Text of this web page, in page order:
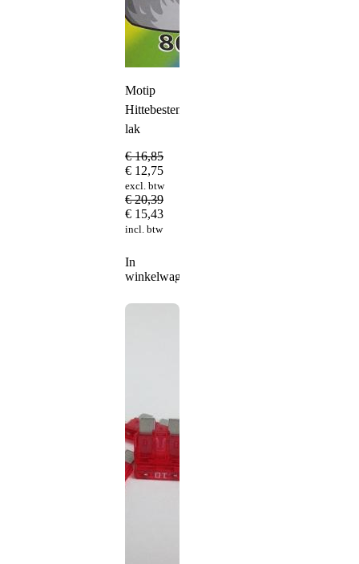
Motip
Hittebestendige
lak
€16,85
€ 12,75
excl. btw
€20,39
€ 15,43
incl. btw
In
winkelwagen